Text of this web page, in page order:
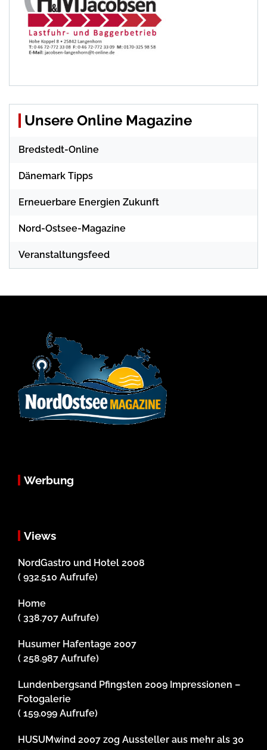
Unsere Online Magazine
Bredstedt-Online
Dänemark Tipps
Erneuerbare Energien Zukunft
Nord-Ostsee-Magazine
Veranstaltungsfeed
Werbung
Views
NordGastro und Hotel 2008
( 932.510 Aufrufe)
Home
( 338.707 Aufrufe)
Husumer Hafentage 2007
( 258.987 Aufrufe)
Lundenbergsand Pfingsten 2009 Impressionen –
Fotogalerie
( 159.099 Aufrufe)
HUSUMwind 2007 zog Aussteller aus mehr als 30